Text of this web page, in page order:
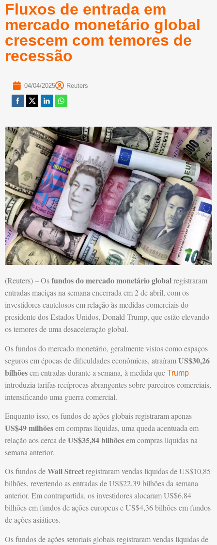
Fluxos de entrada em
mercado monetário global
crescem com temores de
recessão
04/04/2025 Reuters
(Reuters) – Osfundos do mercado monetário globalregistraram
entradas maciças na semana encerrada em 2 de abril, com os
investidores cautelosos em relação às medidas comerciais do
presidente dos Estados Unidos, Donald Trump, que estão elevando
os temores de uma desaceleração global.
Os fundos do mercado monetário, geralmente vistos como espaços
seguros em épocas de dificuldades econômicas, atraíramUS$30,26
bilhõesem entradas durante a semana, à medida que Trump
introduzia tarifas recíprocas abrangentes sobre parceiros comerciais,
intensificando uma guerra comercial.
Enquanto isso, os fundos de ações globais registraram apenas
US$49 milhõesem compras líquidas, uma queda acentuada em
relação aos cerca deUS$35,84 bilhõesem compras líquidas na
semana anterior.
Os fundos deWall Streetregistraram vendas líquidas de US$10,85
bilhões, revertendo as entradas de US$22,39 bilhões da semana
anterior. Em contrapartida, os investidores alocaram US$6,84
bilhões em fundos de ações europeus e US$4,36 bilhões em fundos
de ações asiáticos.
Os fundos de ações setoriais globais registraram vendas líquidas de